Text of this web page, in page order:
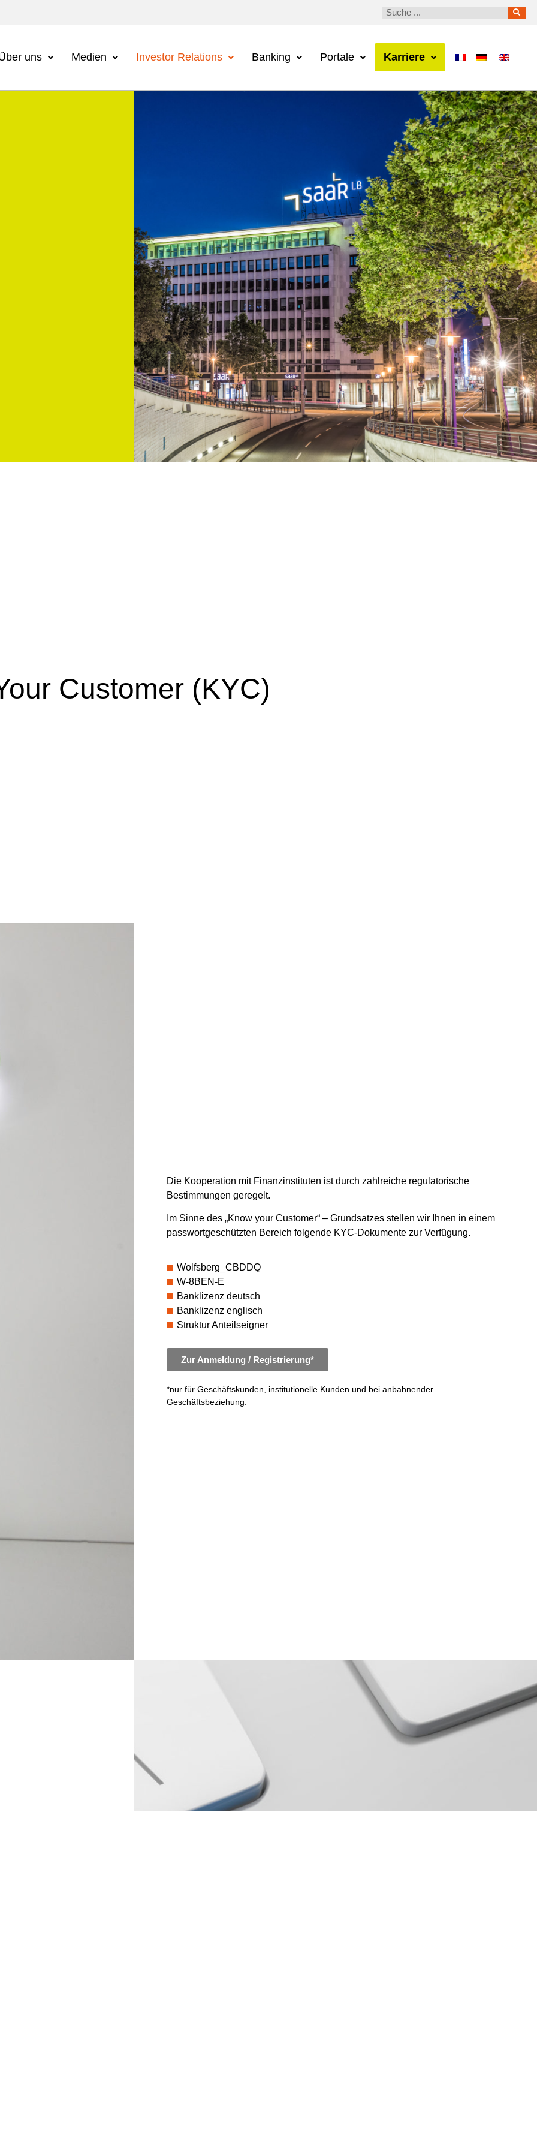
uns Medien Investor Relations Banking Portale Karriere
Customer (KYC)
Die Kooperation mit Finanzinstituten ist durch zahlreiche regulatorische
Bestimmungen geregelt.
Im Sinne des „Know your Customer“ – Grundsatzes stellen wir Ihnen in einem
passwortgeschützten Bereich folgende KYC-Dokumente zur Verfügung.
Wolfsberg_CBDDQ
W-8BEN-E
Banklizenz deutsch
Banklizenz englisch
Struktur Anteilseigner
Zur Anmeldung / Registrierung*
*nur für Geschäftskunden, institutionelle Kunden und bei anbahnender
Geschäftsbeziehung.